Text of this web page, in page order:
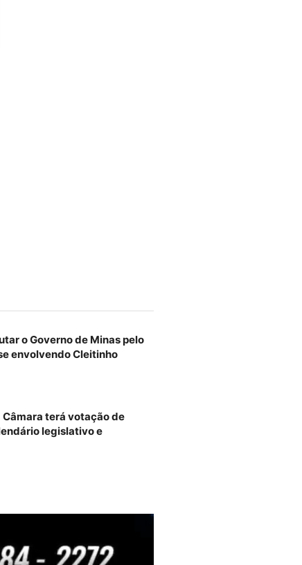
o Governo de Minas pelo
envolvendo Cleitinho
terá votação de
legislativo e